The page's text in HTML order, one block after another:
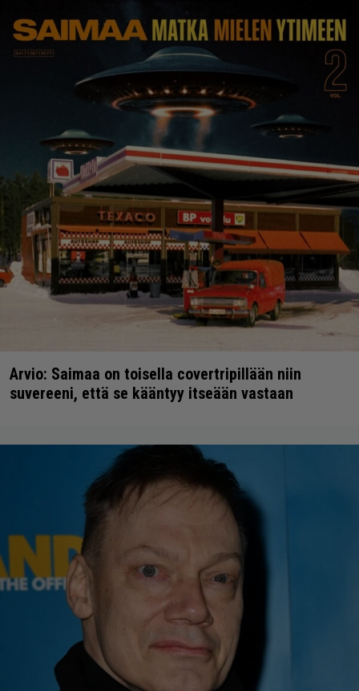
Arvio: Saimaa on toisella covertripillään niin
suvereeni, että se kääntyy itseään vastaan